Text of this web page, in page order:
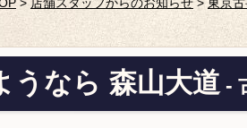
> 店舗スタッフからのお知らせ> 東京
うなら 森山大道-